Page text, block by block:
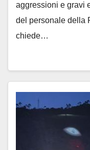
aggressioni e gravi
del personale della
chiede…